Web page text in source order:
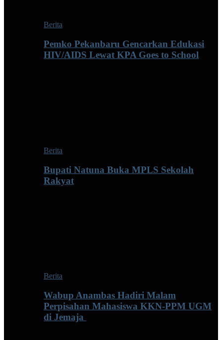
Berita
Pemko Pekanbaru Gencarkan Edukasi
HIV/AIDS Lewat KPA Goes to School
Berita
Bupati Natuna Buka MPLS Sekolah
Rakyat
Berita
Wabup Anambas Hadiri Malam
Perpisahan Mahasiswa KKN-PPM UGM
di Jemaja ‎